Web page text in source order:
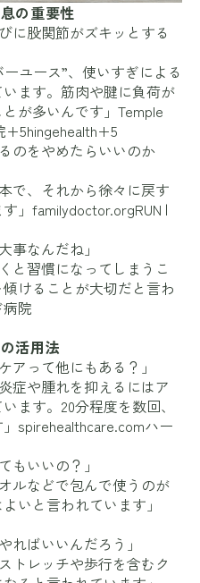
の重要性
に股関節がズキッとする
ユース”、使いすぎによる
ます。筋肉や腱に負荷が
が多いんです」 Temple
+5hingehealth+5
のをやめたらいいのか
で、それから徐々に戻す
」 familydoctor.orgRUN |
事なんだね」
と習慣になってしまうこ
けることが大切だと言わ
院
活用法
アって他にもある？」
症や腫れを抑えるにはア
ます。20分程度を数回、
spirehealthcare.comハー
もいいの？」
ルなどで包んで使うのが
いと言われています」
ればいいんだろう」
トレッチや歩行を含むク